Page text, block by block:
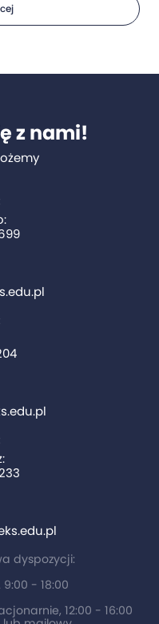
z nami!
dyspozycji:
- 18:00
12:00 - 16:00